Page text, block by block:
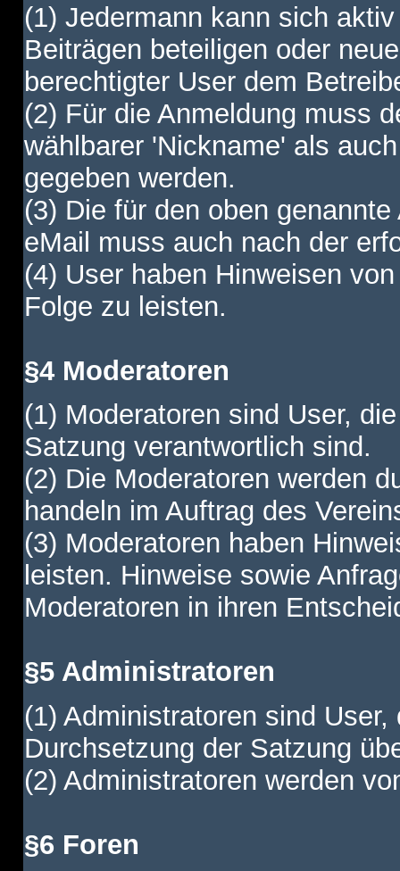
(1) Jedermann kann sich
Beiträgen beteiligen oder
berechtigter User dem
(2) Für die Anmeldung muss
wählbarer 'Nickname' als
gegeben werden.
(3) Die für den oben
eMail muss auch nach der
(4) User haben Hinweisen
Folge zu leisten.
§4 Moderatoren
(1) Moderatoren sind User,
Satzung verantwortlich sind.
(2) Die Moderatoren werden
handeln im Auftrag des
(3) Moderatoren haben
leisten. Hinweise sowie
Moderatoren in ihren
§5 Administratoren
(1) Administratoren sind
Durchsetzung der Satzung
(2) Administratoren werden
§6 Foren